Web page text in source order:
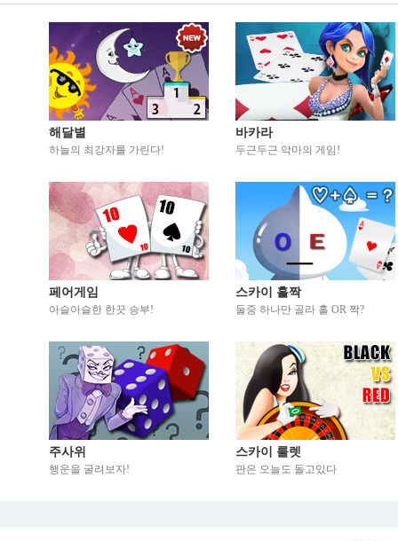
해달별
하늘의 최강자를 가린다!
바카라
두근두근 악마의 게임!
페어게임
아슬아슬한 한끗 승부!
스카이 홀짝
둘중 하나만 골라 홀 OR 짝?
주사위
행운을 굴려보자!
스카이 룰렛
판은 오늘도 돌고있다